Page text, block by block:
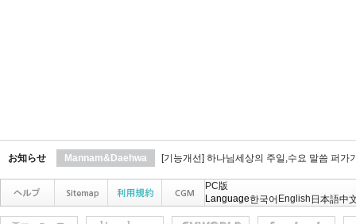
お知らせ Mannam&Daehwa [기능개선] 하나님세상의 주일,수요 말씀 퍼가
PC版
Language한국어 English 日本語中